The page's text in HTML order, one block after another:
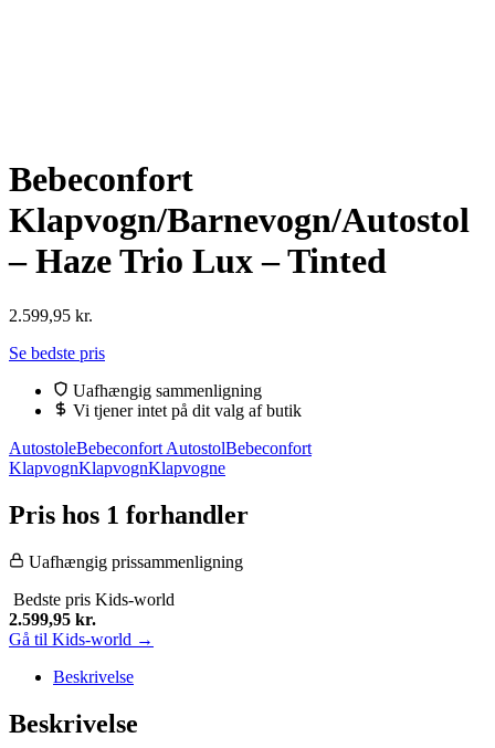
Bebeconfort
Klapvogn/Barnevogn/Autostol
– Haze Trio Lux – Tinted
2.599,95 kr.
Se bedste pris
Uafhængig sammenligning
Vi tjener intet på dit valg af butik
AutostoleBebeconfort AutostolBebeconfort
KlapvognKlapvognKlapvogne
Pris hos 1 forhandler
Uafhængig prissammenligning
Bedste pris Kids-world
2.599,95 kr.
Gå til Kids-world →
Beskrivelse
Beskrivelse